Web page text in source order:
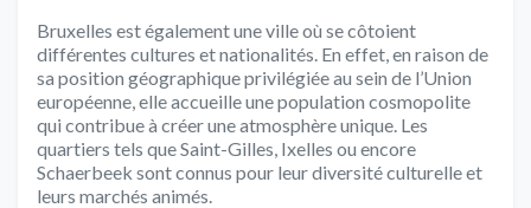
Bruxelles est également une ville où se côtoient
différentes cultures et nationalités. En effet, en raison de
sa position géographique privilégiée au sein de l’Union
européenne, elle accueille une population cosmopolite
qui contribue à créer une atmosphère unique. Les
quartiers tels que Saint-Gilles, Ixelles ou encore
Schaerbeek sont connus pour leur diversité culturelle et
leurs marchés animés.